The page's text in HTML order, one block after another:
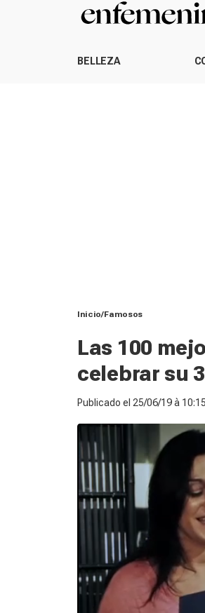
BELLEZA
Inicio Famosos
Las 100
celebrar su
Publicado el 25/06/19 à 10:15